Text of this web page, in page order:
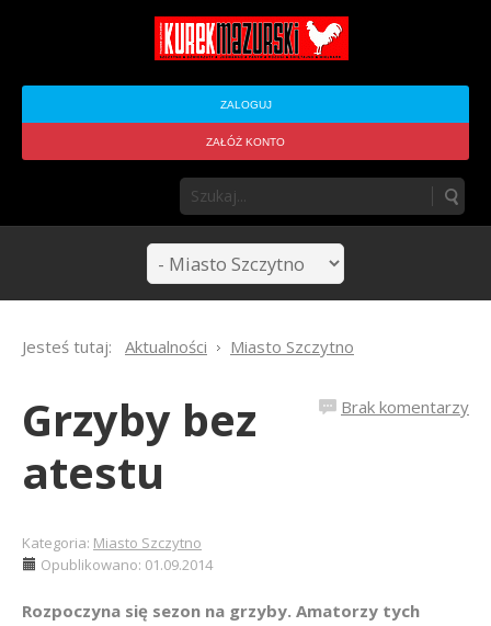
ZALOGUJ
ZAŁÓŻ KONTO
Jesteś tutaj: Aktualności Miasto Szczytno
Brak komentarzy
Grzyby bez
atestu
Kategoria: Miasto Szczytno
Opublikowano: 01.09.2014
Rozpoczyna się sezon na grzyby. Amatorzy tych